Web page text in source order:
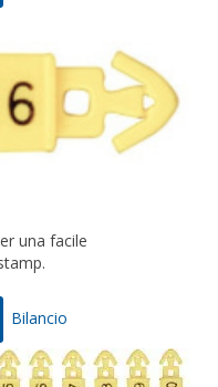
una facile
.
Bilancio